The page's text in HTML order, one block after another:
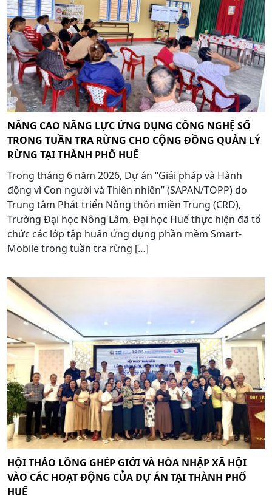
NÂNG CAO NĂNG LỰC ỨNG DỤNG CÔNG NGHỆ SỐ
TRONG TUẦN TRA RỪNG CHO CỘNG ĐỒNG QUẢN LÝ
RỪNG TẠI THÀNH PHỐ HUẾ
Trong tháng 6 năm 2026, Dự án “Giải pháp và Hành
động vì Con người và Thiên nhiên” (SAPAN/TOPP) do
Trung tâm Phát triển Nông thôn miền Trung (CRD),
Trường Đại học Nông Lâm, Đại học Huế thực hiện đã tổ
chức các lớp tập huấn ứng dụng phần mềm Smart-
Mobile trong tuần tra rừng […]
HỘI THẢO LỒNG GHÉP GIỚI VÀ HÒA NHẬP XÃ HỘI
VÀO CÁC HOẠT ĐỘNG CỦA DỰ ÁN TẠI THÀNH PHỐ
HUẾ